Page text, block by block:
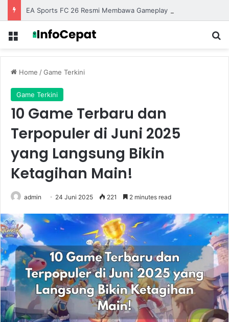
Menu
Home /Game Terkini
Game Terkini
10 Game Terbaru dan
Terpopuler di Juni 2025
yang Langsung Bikin
Ketagihan Main!
admin 24 Juni 2025 221 2 minutes read